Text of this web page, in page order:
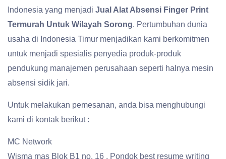
Indonesia yang menjadi Jual Alat Absensi Finger Print
Termurah Untuk Wilayah Sorong. Pertumbuhan dunia
usaha di Indonesia Timur menjadikan kami berkomitmen
untuk menjadi spesialis penyedia produk-produk
pendukung manajemen perusahaan seperti halnya mesin
absensi sidik jari.
Untuk melakukan pemesanan, anda bisa menghubungi
kami di kontak berikut :
MC Network
Wisma mas Blok B1 no. 16 , Pondok best resume writing